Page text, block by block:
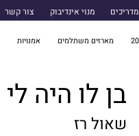
מדריכים מנוי אינדיבוק צור קשר
מארזים משתלמים אמנויות
בן לו היה לי
שאול רז